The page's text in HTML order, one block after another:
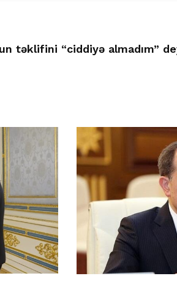
təklifini “ciddiyə almadım”